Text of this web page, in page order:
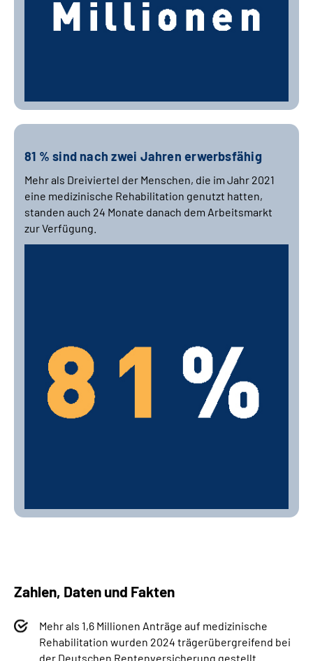
81 % sind nach zwei Jahren erwerbsfähig
Mehr als Dreiviertel der Menschen, die im Jahr 2021
eine medizinische Rehabilitation genutzt hatten,
standen auch 24 Monate danach dem Arbeitsmarkt
zur Verfügung.
Zahlen, Daten und Fakten
Mehr als 1,6­ Millionen Anträge auf medizinische
Rehabilitation wurden 2024 trägerübergreifend bei
der Deutschen Rentenversicherung gestellt.